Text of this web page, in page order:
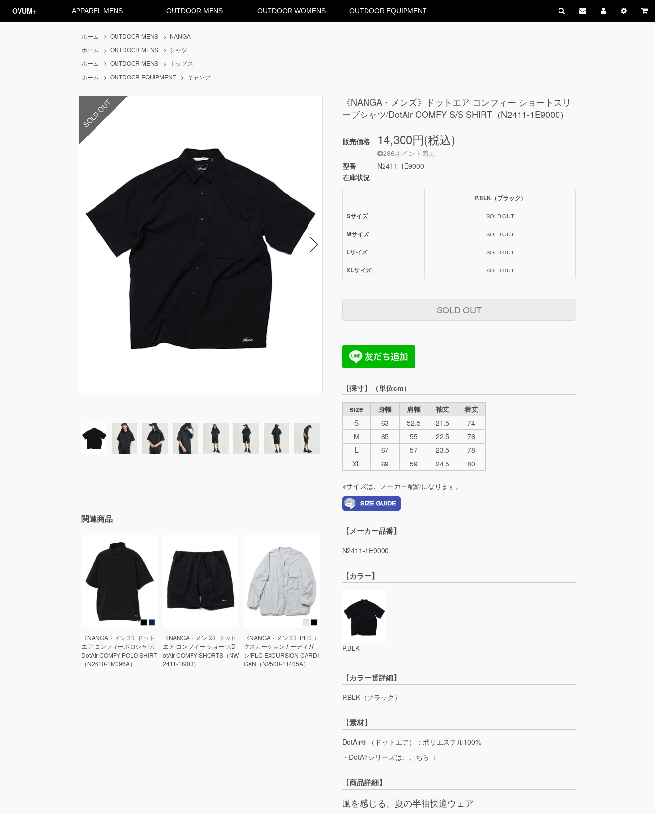
OVUM+ APPAREL MENS OUTDOOR MENS OUTDOOR WOMENS OUTDOOR EQUIPMENT
ホーム >OUTDOOR MENS > NANGA
ホーム
>OUTDOOR MENS > シャツ
ホーム
>OUTDOOR MENS >
トップス
ホーム
>OUTDOOR EQUIPMENT > キャンプ
SOLD OUT
関連商品
《NANGA・メンズ》ドット
エア コンフィーポロシャツ/
DotAir COMFY POLO SHIRT
（N2610-1M096A）
《NANGA・メンズ》ドット
エア コンフィー ショーツ/D
otAir COMFY SHORTS（NW
2411-1I903）
《NANGA・メンズ》PLC エ
クスカーションカーディガ
ン/PLC EXCURSION CARDI
GAN（N2500-1T405A）
《NANGA・メンズ》ドットエア コンフィー ショートスリ
ーブシャツ/DotAir COMFY S/S SHIRT（N2411-1E9000）
販売価格 14,300円(税込)
286ポイント還元
型番
N2411-1E9000
在庫状況
P.BLK（ブラック）
Sサイズ SOLD OUT
Mサイズ SOLD OUT
Lサイズ SOLD OUT
XLサイズ SOLD OUT
SOLD OUT
【採寸】（単位cm）
size 身幅 肩幅 袖丈
着丈
S
63 52.5 21.5
74
M
65 55 22.5
76
L
67 57 23.5
78
XL
69 59 24.5 80
※サイズは、メーカー配給になります。
【メーカー品番】
N2411-1E9000
【カラー】
P.BLK
【カラー番詳細】
P.BLK（ブラック）
【素材】
DotAir® （ドットエア）：ポリエステル100%
・DotAirシリーズは、こちら→
【商品詳細】
風を感じる、夏の半袖快適ウェア